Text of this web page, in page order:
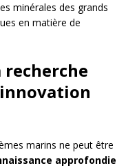
minérales des grands
en matière de
recherche
marins ne peut être
approfondie